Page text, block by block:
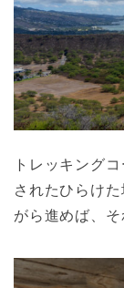
トレッキング
されたひらけ
がら進めば、そ